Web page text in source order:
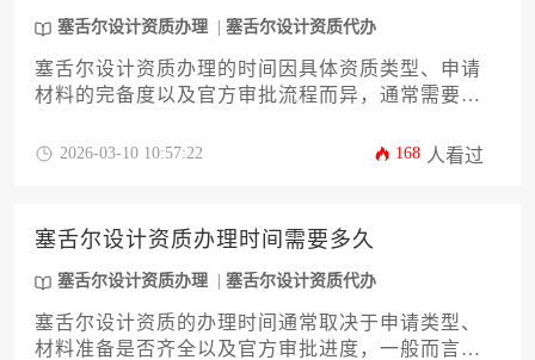
塞舌尔设计资质办理 塞舌尔设计资质代办
塞舌尔设计资质办理的时间因具体资质类型、申请
材料的完备度以及官方审批流程而异，通常需要数
准备专业度以及当地政策变动等多重因素影响。对
2026-03-10 10:57:22 168 人看过
塞舌尔设计资质办理时间需要多久
塞舌尔设计资质办理 塞舌尔设计资质代办
塞舌尔设计资质的办理时间通常取决于申请类型、
材料准备是否齐全以及官方审批进度，一般而言，